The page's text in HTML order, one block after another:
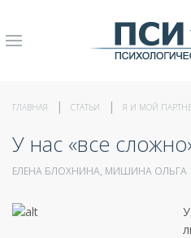
ГЛАВНАЯ СТАТЬИ Я И МОЙ
У нас «все
ЕЛЕНА БЛОХНИНА, МИШИНА ОЛЬГА